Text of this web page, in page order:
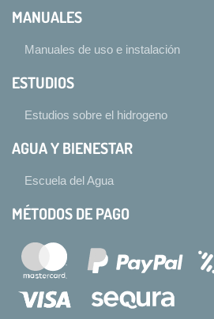
MANUALES
Manuales de uso e instalación
ESTUDIOS
Estudios sobre el hidrogeno
AGUA Y BIENESTAR
Escuela del Agua
MÉTODOS DE PAGO